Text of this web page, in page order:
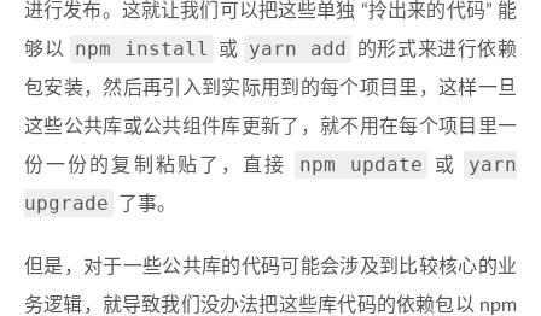
进行发布。这就让我们可以把这些单独 “拎出来的代码” 能
够以
npm install 或 yarn add
的形式来进行依赖
包安装，然后再引入到实际用到的每个项目里，这样一旦
这些公共库或公共组件库更新了，就不用在每个项目里一
份一份的复制粘贴了，直接
npm update 或
yarn
upgrade
了事。
但是，对于一些公共库的代码可能会涉及到比较核心的业
务逻辑，就导致我们没办法把这些库代码的依赖包以 npm